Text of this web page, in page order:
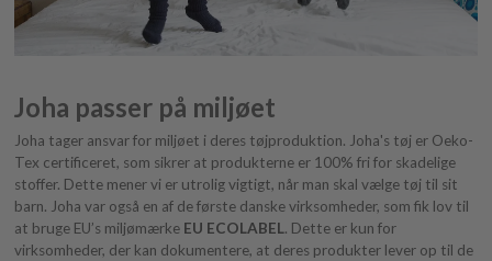
Joha passer på miljøet
Joha tager ansvar for miljøet i deres tøjproduktion. Joha's tøj er Oeko-
Tex certificeret, som sikrer at produkterne er 100% fri for skadelige
stoffer. Dette mener vi er utrolig vigtigt, når man skal vælge tøj til sit
barn. Joha var også en af de første danske virksomheder, som fik lov til
at bruge EU’s miljømærke EU ECOLABEL. Dette er kun for
virksomheder, der kan dokumentere, at deres produkter lever op til de